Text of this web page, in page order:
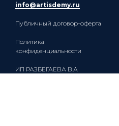
info@artisdemy.ru
Публичный договор-оферта
Политика
конфиденциальности
ИП РАЗБЕГАЕВА В.А